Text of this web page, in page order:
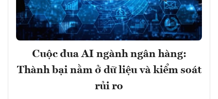
Cuộc đua AI ngành ngân hàng:
Thành bại nằm ở dữ liệu và kiểm soát
rủi ro